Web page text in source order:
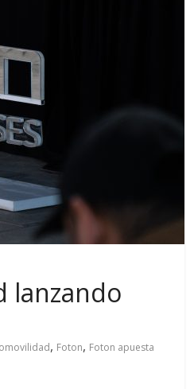
lanzando
, Foton, Foton apuesta